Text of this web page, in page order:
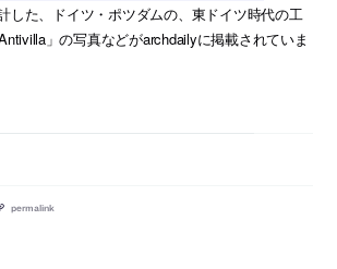
した、ドイツ・ポツダムの、東ドイツ時代の工
」の写真などがarchdailyに掲載されていま
permalink